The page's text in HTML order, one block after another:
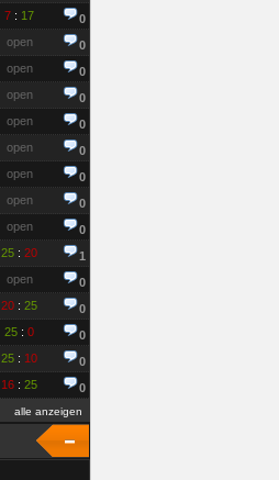
7 : 17
0
open
0
open
0
open
0
open
0
open
0
open
0
open
0
open
0
25 : 20
1
open
0
20 : 25
0
25 : 0
0
25 : 10
0
16 : 25 0
alle anzeigen